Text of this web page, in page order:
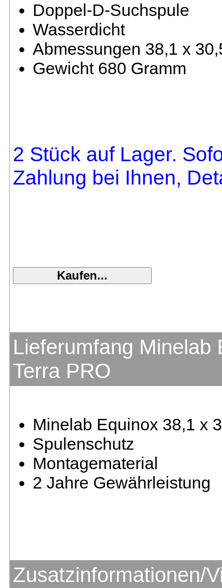
Doppel-D-Suchspule
Wasserdicht
Abmessungen 38,1 x
Gewicht 680 Gramm
2 Stück auf Lager.
Zahlung bei Ihnen,
Lieferumfang Minelab
Terra PRO
Minelab Equinox 38,1 x
Spulenschutz
Montagematerial
2 Jahre Gewährleistung
Zusatzinformationen/